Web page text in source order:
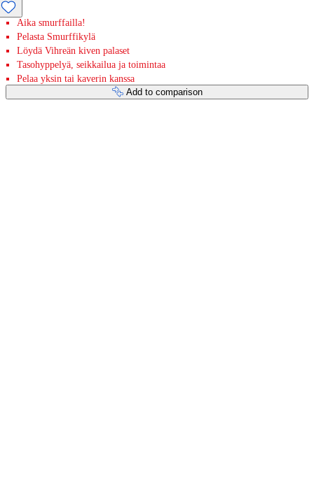
Aika smurffailla!
Pelasta Smurffikylä
Löydä Vihreän kiven palaset
Tasohyppelyä, seikkailua ja toimintaa
Pelaa yksin tai kaverin kanssa
Add to comparison